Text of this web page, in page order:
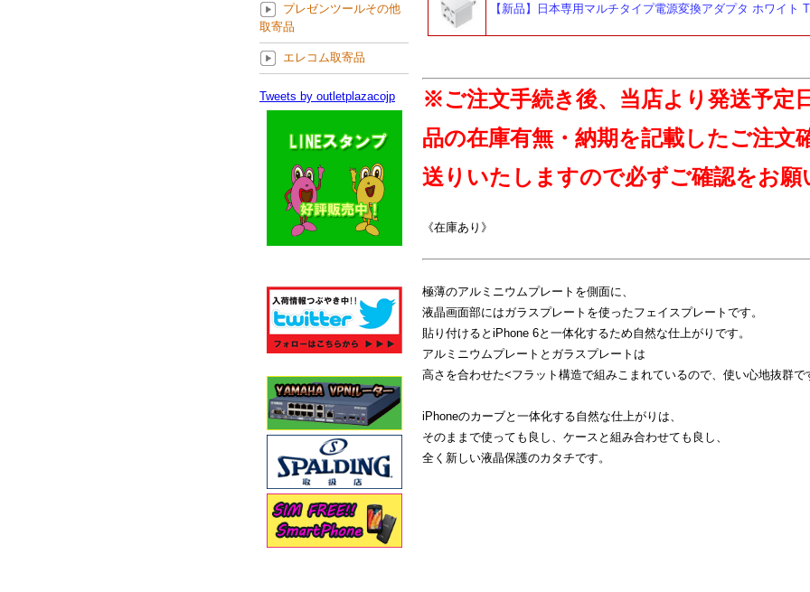
【新品】日本専用マルチタイプ電源変換アダプタ ホワイト
※ご注文手続き後、当店より発送予定
品の在庫有無・納期を記載したご注文
送りいたしますので必ずご確認をお願
《在庫あり》
極薄のアルミニウムプレートを側面に、
液晶画面部にはガラスプレートを使ったフェイスプレートです。
貼り付けるとiPhone 6と一体化するため自然な仕上がりです。
アルミニウムプレートとガラスプレートは
高さを合わせた<フラット構造で組みこまれているので、使い心地抜群で
iPhoneのカーブと一体化する自然な仕上がりは、
そのままで使っても良し、ケースと組み合わせても良し、
全く新しい液晶保護のカタチです。
プレゼンツールその他
取寄品
エレコム取寄品
Tweets by outletplazacojp